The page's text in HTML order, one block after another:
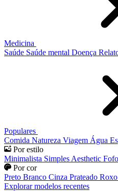
Medicina
Saúde Saúde mental Doença
Populares
Comida Natureza Viagem Água
Por estilo
Minimalista Simples Aesthetic Fofo
Por cor
Preto Branco Cinza Prateado Roxo
Explorar modelos recentes